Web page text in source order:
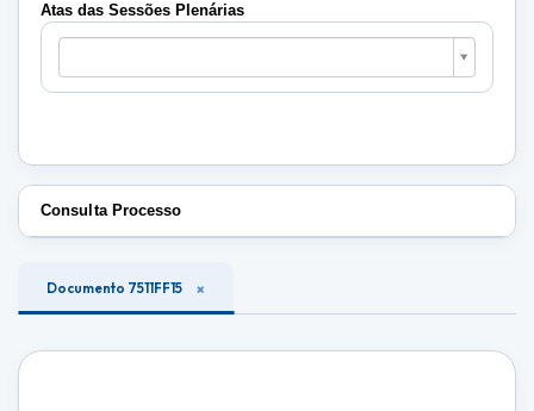
Atas das Sessões Plenárias
Atas
Sessões
Plenárias
Consulta Processo
Documento 7511FF15